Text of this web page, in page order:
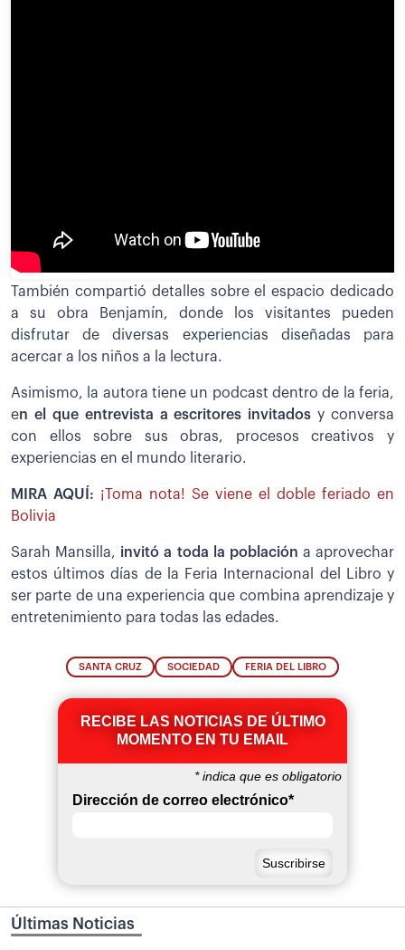
También compartió detalles sobre el espacio dedicado
a su obra Benjamín, donde los visitantes pueden
disfrutar de diversas experiencias diseñadas para
acercar a los niños a la lectura.
Asimismo, la autora tiene un podcast dentro de la feria,
en el que entrevista a escritores invitadosy conversa
con ellos sobre sus obras, procesos creativos y
experiencias en el mundo literario.
MIRA AQUÍ: ¡Toma nota! Se viene el doble feriado en
Bolivia
Sarah Mansilla, invitó a toda la población a aprovechar
estos últimos días de la Feria Internacional del Libro y
ser parte de una experiencia que combina aprendizaje y
entretenimiento para todas las edades.
SANTA CRUZ SOCIEDAD FERIA DEL LIBRO
RECIBE LAS NOTICIAS DE ÚLTIMO
MOMENTO EN TU EMAIL
*indica que es obligatorio
Dirección de correo electrónico*
Últimas Noticias